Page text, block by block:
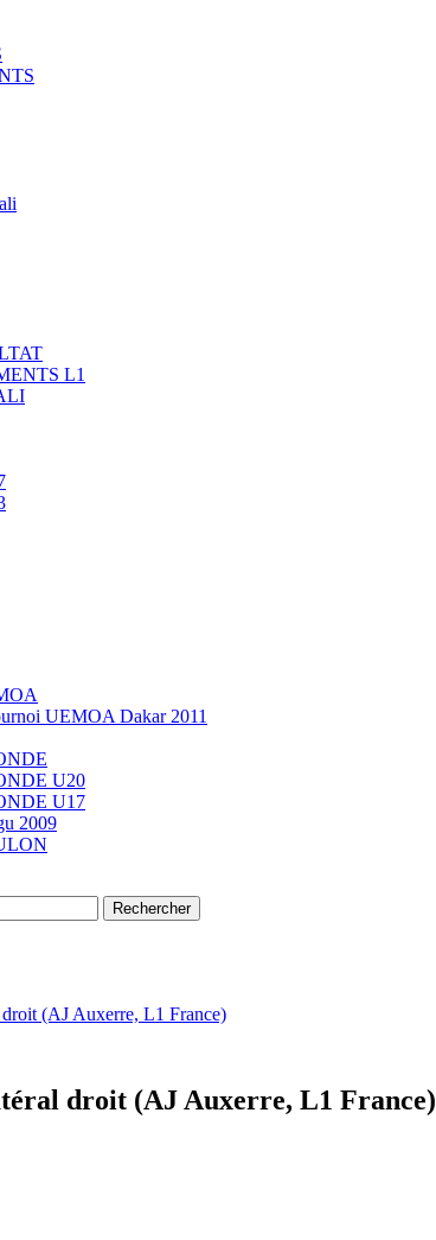
L1
UEMOA Dakar 2011
U20
U17
2009
(AJ Auxerre, L1 France)
droit (AJ Auxerre, L1 France)